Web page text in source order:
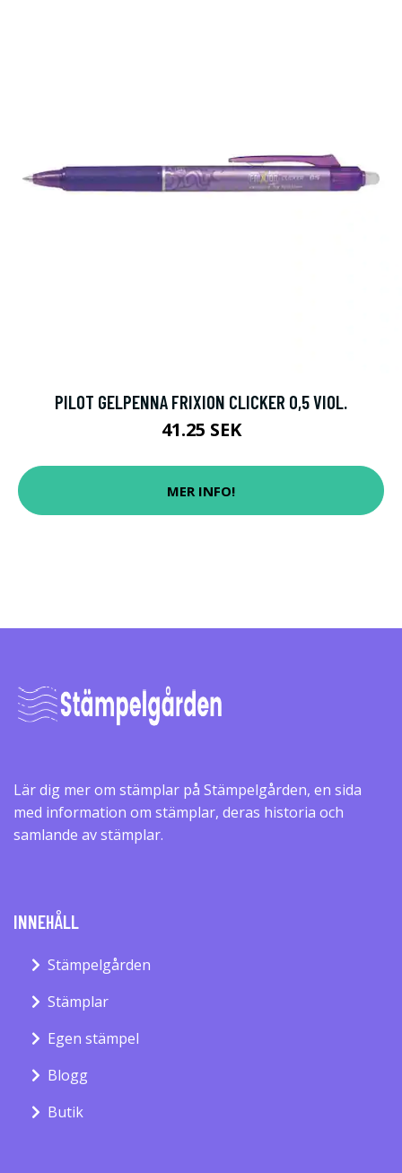
PILOT GELPENNA FRIXION CLICKER 0,5 VIOL.
41.25 SEK
MER INFO!
Lär dig mer om stämplar på Stämpelgården, en sida
med information om stämplar, deras historia och
samlande av stämplar.
INNEHÅLL
Stämpelgården
Stämplar
Egen stämpel
Blogg
Butik